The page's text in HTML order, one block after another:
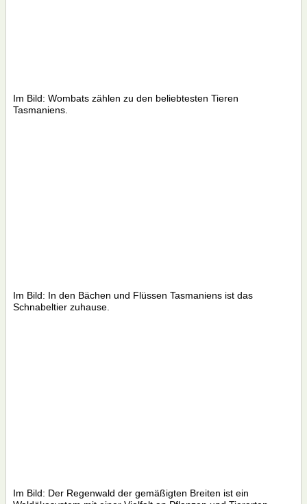
Im Bild: Wombats zählen zu den beliebtesten Tieren
Tasmaniens.
Im Bild: In den Bächen und Flüssen Tasmaniens ist das
Schnabeltier zuhause.
Im Bild: Der Regenwald der gemäßigten Breiten ist ein